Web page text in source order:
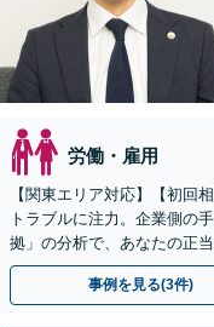
労働・雇用
【関東エリア対応】【初回
トラブルに注力。企業側の
拠」の分析で、あなたの正
談可】
事例を見る(3件)